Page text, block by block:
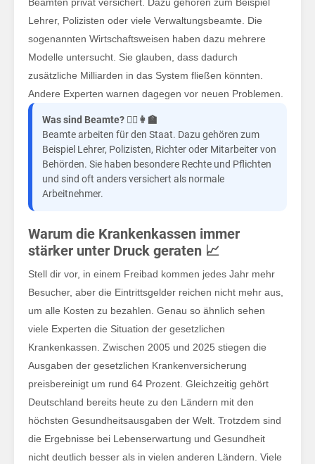
Lehrer, Polizisten oder viele Verwaltungsbeamte. Die
sogenannten Wirtschaftsweisen haben dazu mehrere
Modelle untersucht. Sie glauben, dass dadurch
zusätzliche Milliarden in das System fließen könnten.
Andere Experten warnen dagegen vor neuen Problemen.
Was sind Beamte? 👮‍♂️👩‍🏫
Beamte arbeiten für den Staat. Dazu gehören zum
Beispiel Lehrer, Polizisten, Richter oder Mitarbeiter von
Behörden. Sie haben besondere Rechte und Pflichten
und sind oft anders versichert als normale
Arbeitnehmer.
Warum die Krankenkassen immer
stärker unter Druck geraten 📈
Stell dir vor, in einem Freibad kommen jedes Jahr mehr
Besucher, aber die Eintrittsgelder reichen nicht mehr aus,
um alle Kosten zu bezahlen. Genau so ähnlich sehen
viele Experten die Situation der gesetzlichen
Krankenkassen. Zwischen 2005 und 2025 stiegen die
Ausgaben der gesetzlichen Krankenversicherung
preisbereinigt um rund 64 Prozent. Gleichzeitig gehört
Deutschland bereits heute zu den Ländern mit den
höchsten Gesundheitsausgaben der Welt. Trotzdem sind
die Ergebnisse bei Lebenserwartung und Gesundheit
nicht deutlich besser als in vielen anderen Ländern. Viele